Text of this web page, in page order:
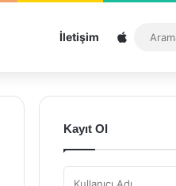
İletişim Sitemap
Kayıt Ol